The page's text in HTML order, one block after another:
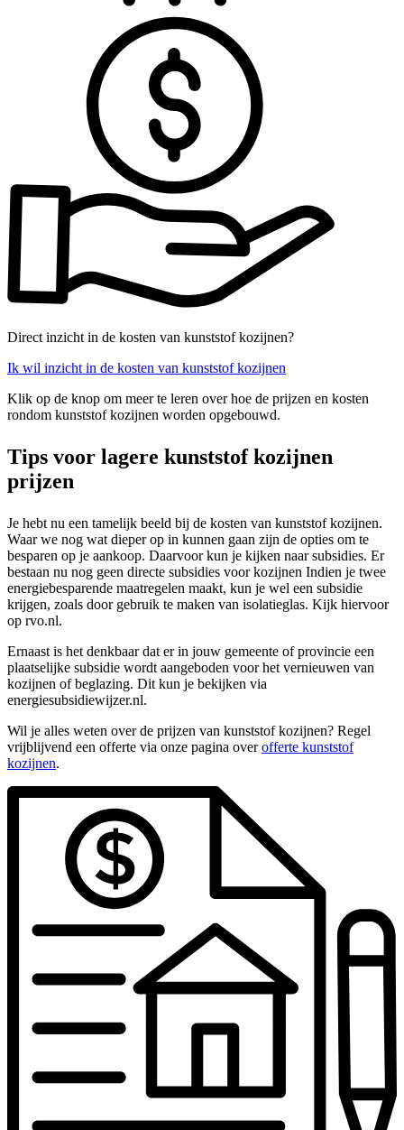
Direct inzicht in de kosten van kunststof kozijnen?
Ik wil inzicht in de kosten van kunststof kozijnen
Klik op de knop om meer te leren over hoe de prijzen en kosten
rondom kunststof kozijnen worden opgebouwd.
Tips voor lagere kunststof kozijnen
prijzen
Je hebt nu een tamelijk beeld bij de kosten van kunststof kozijnen.
Waar we nog wat dieper op in kunnen gaan zijn de opties om te
besparen op je aankoop. Daarvoor kun je kijken naar subsidies. Er
bestaan nu nog geen directe subsidies voor kozijnen Indien je twee
energiebesparende maatregelen maakt, kun je wel een subsidie
krijgen, zoals door gebruik te maken van isolatieglas. Kijk hiervoor
op rvo.nl.
Ernaast is het denkbaar dat er in jouw gemeente of provincie een
plaatselijke subsidie wordt aangeboden voor het vernieuwen van
kozijnen of beglazing. Dit kun je bekijken via
energiesubsidiewijzer.nl.
Wil je alles weten over de prijzen van kunststof kozijnen? Regel
vrijblijvend een offerte via onze pagina overofferte kunststof
kozijnen.